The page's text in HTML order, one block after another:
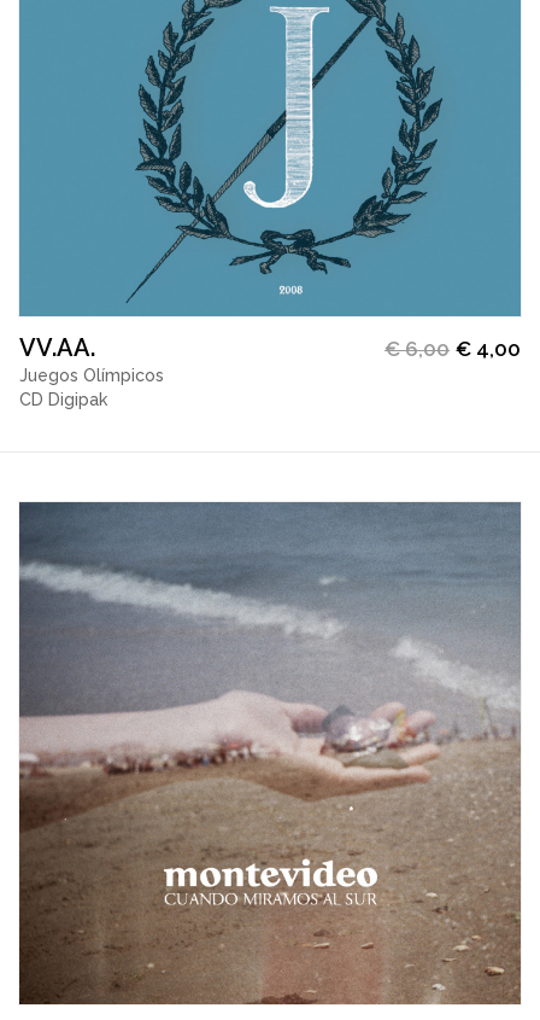
VV.AA.
Juegos Olímpicos
CD Digipak
€6,00 € 4,00